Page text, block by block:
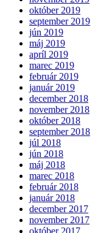
október 2019
september 2019
jún 2019
máj 2019
apríl 2019
marec 2019
február 2019
január 2019
december 2018
november 2018
október 2018
september 2018
júl 2018
jún 2018
máj 2018
marec 2018
február 2018
január 2018
december 2017
november 2017
október 2017